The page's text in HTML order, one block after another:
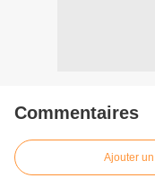
Commentaires
Ajouter